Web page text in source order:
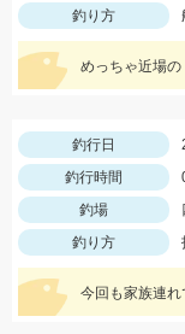
釣り方
釣行日
釣行時間
釣場
釣り方
今回も家族連